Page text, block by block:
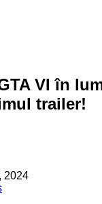
VI în
trailer!
2024